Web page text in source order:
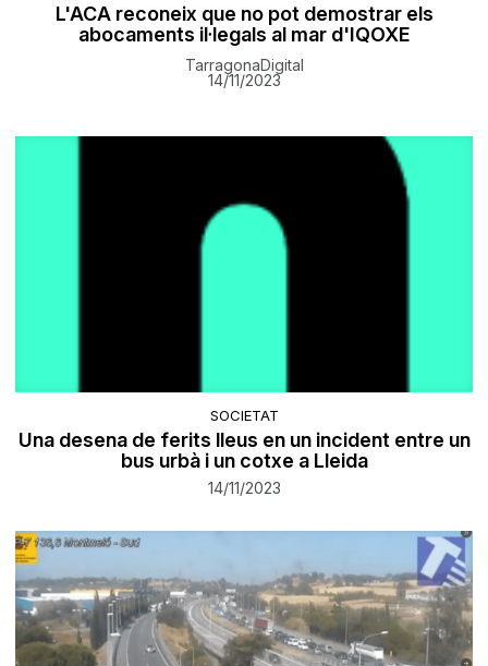
L'ACA reconeix que no pot demostrar els
abocaments il·legals al mar d'IQOXE
TarragonaDigital
14/11/2023
SOCIETAT
Una desena de ferits lleus en un incident entre un
bus urbà i un cotxe a Lleida
14/11/2023